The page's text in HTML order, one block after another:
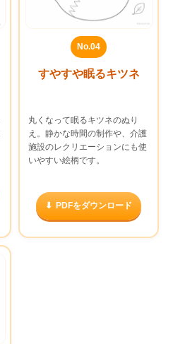
No.04
すやすや眠るキツネ
丸くなって眠るキツネのぬり
え。静かな時間の制作や、介護
施設のレクリエーションにも使
いやすい絵柄です。
PDFをダウンロード